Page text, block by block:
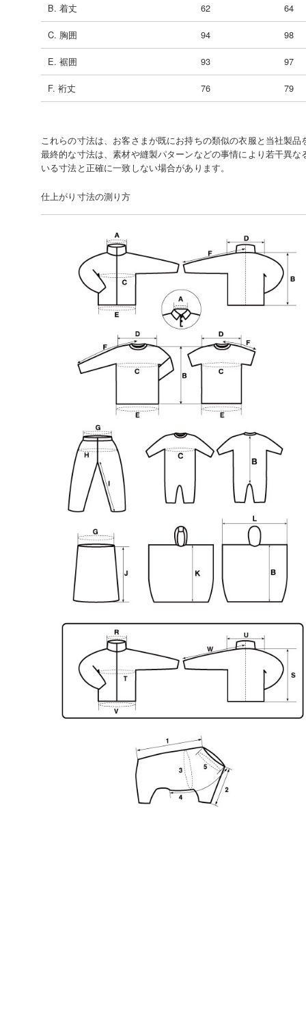
B. 着丈 62 64
C. 胸囲 94 98
E. 裾囲 93 97
F. 裄丈 76 79
これらの寸法は、お客さまが既にお持ちの類似の衣服と当社製
最終的な寸法は、素材や縫製パターンなどの事情により若干異
いる寸法と正確に一致しない場合があります。
仕上がり寸法の測り方